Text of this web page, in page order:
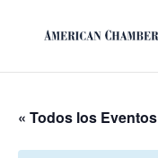
« Todos los Eventos